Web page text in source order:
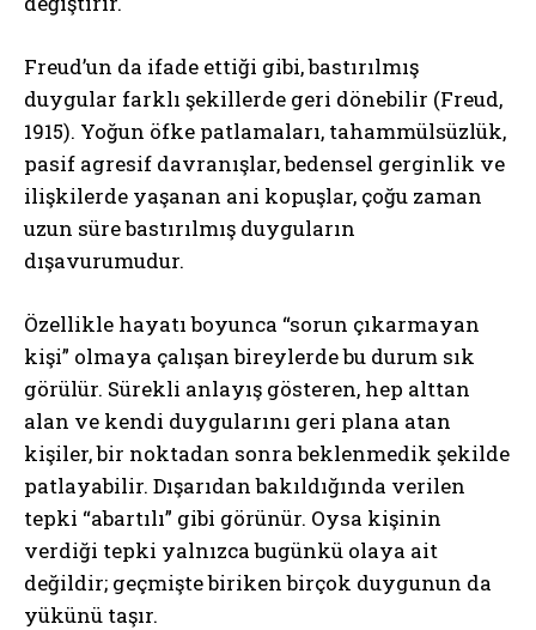
Freud’un da ifade ettiği gibi, bastırılmış
duygular farklı şekillerde geri dönebilir (Freud,
1915). Yoğun öfke patlamaları, tahammülsüzlük,
pasif agresif davranışlar, bedensel gerginlik ve
ilişkilerde yaşanan ani kopuşlar, çoğu zaman
uzun süre bastırılmış duyguların
dışavurumudur.
Özellikle hayatı boyunca “sorun çıkarmayan
kişi” olmaya çalışan bireylerde bu durum sık
görülür. Sürekli anlayış gösteren, hep alttan
alan ve kendi duygularını geri plana atan
kişiler, bir noktadan sonra beklenmedik şekilde
patlayabilir. Dışarıdan bakıldığında verilen
tepki “abartılı” gibi görünür. Oysa kişinin
verdiği tepki yalnızca bugünkü olaya ait
değildir; geçmişte biriken birçok duygunun da
yükünü taşır.